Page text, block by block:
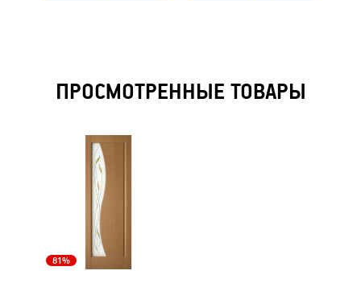
ПРОСМОТРЕННЫЕ ТОВАРЫ
81%